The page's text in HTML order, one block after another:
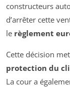
constructeurs
d’arrêter cette
le règlement
Cette décision
protection du
La cour a